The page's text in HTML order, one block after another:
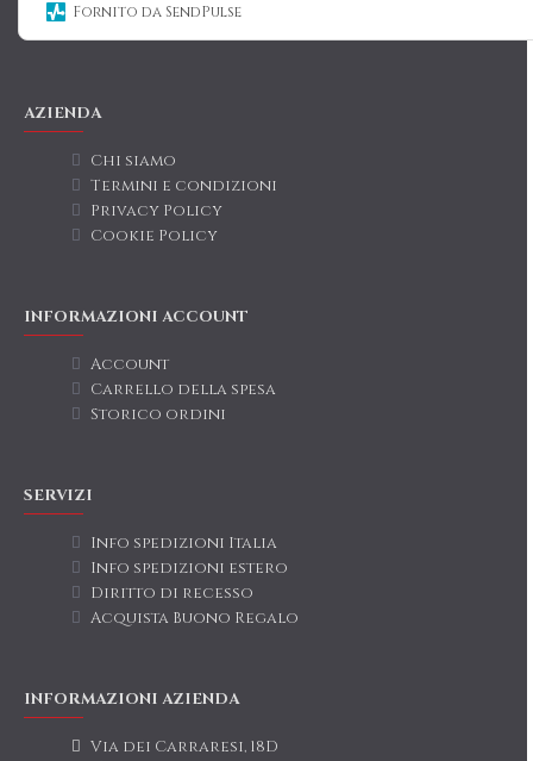
Fornito da SendPulse
AZIENDA
Chi siamo
Termini e condizioni
Privacy Policy
Cookie Policy
INFORMAZIONI ACCOUNT
Account
Carrello della spesa
Storico ordini
SERVIZI
Info spedizioni Italia
Info spedizioni estero
Diritto di recesso
Acquista Buono Regalo
INFORMAZIONI AZIENDA
Via dei Carraresi, 18D